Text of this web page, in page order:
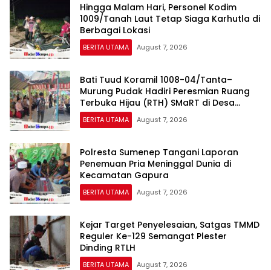
Hingga Malam Hari, Personel Kodim
1009/Tanah Laut Tetap Siaga Karhutla di
Berbagai Lokasi
BERITA UTAMA August 7, 2026
Bati Tuud Koramil 1008-04/Tanta–
Murung Pudak Hadiri Peresmian Ruang
Terbuka Hijau (RTH) SMaRT di Desa
Padangin
BERITA UTAMA August 7, 2026
Polresta Sumenep Tangani Laporan
Penemuan Pria Meninggal Dunia di
Kecamatan Gapura
BERITA UTAMA August 7, 2026
Kejar Target Penyelesaian, Satgas TMMD
Reguler Ke-129 Semangat Plester
Dinding RTLH
BERITA UTAMA August 7, 2026